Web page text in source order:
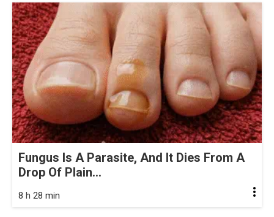
Fungus Is A Parasite, And It Dies From A
Drop Of Plain...
8 h 28 min